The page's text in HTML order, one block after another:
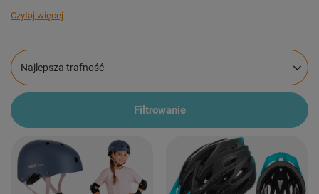
Czytaj więcej
Zmień sortowanie
Najlepsza trafność
Filtrowanie